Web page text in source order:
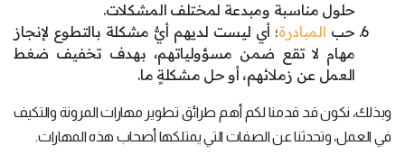
حلول مناسبة ومبدعة لمختلف المشكلات.
حب المبادرة؛ أي ليست لديهم أيُّ مشكلة بالتطوع لإنجاز
مهام لا تقع ضمن مسؤولياتهم، بهدف تخفيف ضغط
العمل عن زملائهم، أو حل مشكلةٍ ما.
وبذلك، نكون قد قدمنا لكم أهم طرائق تطوير مهارات المرونة والتكيف
في العمل، وتحدثنا عن الصفات التي يمتلكها أصحاب هذه المهارات.